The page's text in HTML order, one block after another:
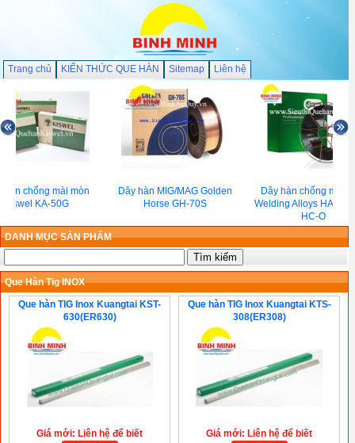
Trang chủ KIẾN THỨC QUE HÀN Sitemap Liên hệ
hàn chống mài mòn
Kiswel KA-50G
Dây hàn MIG/MAG Golden
Horse GH-70S
Dây hàn chống mài
Welding Alloys
HC-O
DANH MỤC SẢN PHẨM
Que Hàn Tig INOX
Que hàn TIG Inox Kuangtai KST-
630(ER630)
Giá mới: Liên hệ để biết
Que hàn TIG Inox Kuangtai KTS-
308(ER308)
Giá mới: Liên hệ để biết